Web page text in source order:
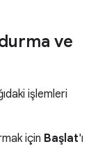
ve
işlemleri
için Başlat'ı